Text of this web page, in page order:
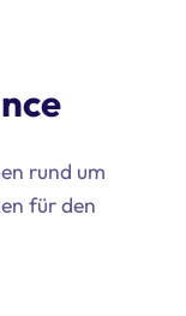
rund um
für den